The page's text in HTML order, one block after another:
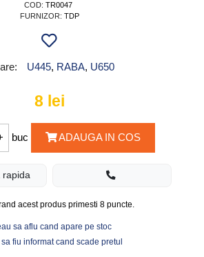
COD: TR0047
FURNIZOR: TDP
U445, RABA, U650
8 lei
buc ADAUGA IN COS
rapida
acest produs primesti 8puncte.
sa aflu cand apare pe stoc
fiu informat cand scade pretul